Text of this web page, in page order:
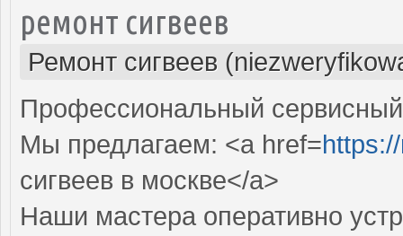
ремонт сигвеев
Ремонт сигвеев
Профессиональный
Мы предлагаем: <a href=
сигвеев в москве</a>
Наши мастера оперативно